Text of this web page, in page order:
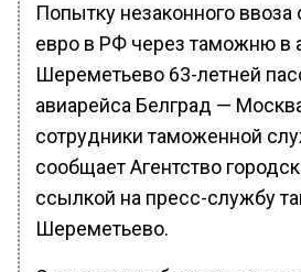
Попытку незаконного ввоза
евро в РФ через таможню в
Шереметьево 63-летней
авиарейса Белград —
сотрудники таможенной
сообщает Агентство
ссылкой на пресс-службу
Шереметьево.